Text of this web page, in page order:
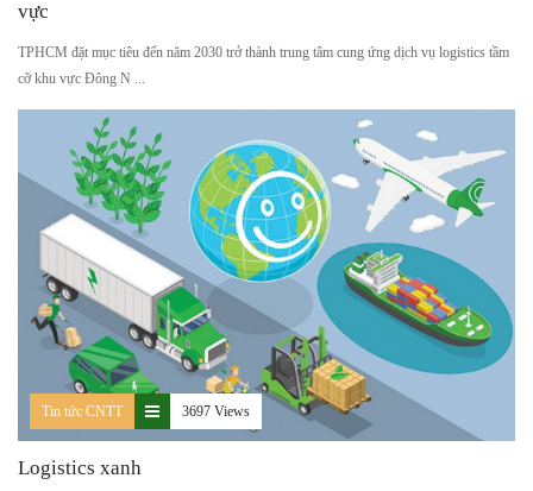
vực
TPHCM đặt mục tiêu đến năm 2030 trở thành trung tâm cung ứng dịch vụ logistics tầm
cỡ khu vực Đông N ...
Tin tức CNTT 3697 Views
Logistics xanh